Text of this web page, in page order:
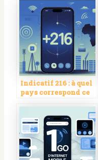
Indicatif 216 : à quel
pays correspond ce